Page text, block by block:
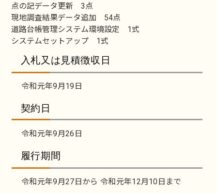
点の記データ更新 3点
現地調査結果データ追加 54点
道路台帳管理システム環境設定 1式
システムセットアップ 1式
入札又は見積徴収日
令和元年9月19日
契約日
令和元年9月26日
履行期間
令和元年9月27日から 令和元年12月10日まで